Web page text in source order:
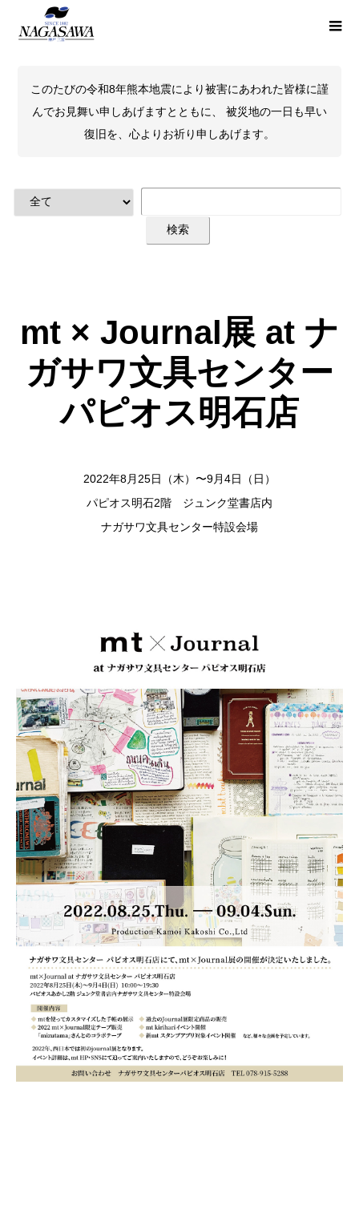
このたびの令和8年熊本地震により被害にあわれた皆様に謹
んでお見舞い申しあげますとともに、 被災地の一日も早い
復旧を、心よりお祈り申しあげます。
mt × Journal展 at ナ
ガサワ文具センター
パピオス明石店
2022年8月25日（木）〜9月4日（日）
パピオス明石2階 ジュンク堂書店内
ナガサワ文具センター特設会場